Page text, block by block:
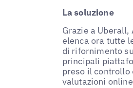
La soluzione
Grazie a Uberall,
elenca ora tutte
di rifornimento
principali
preso il controllo
valutazioni